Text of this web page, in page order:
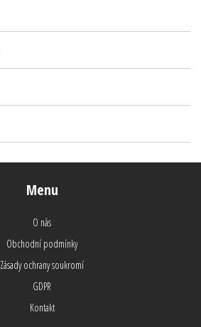
Menu
O nás
Obchodní podmínky
Zásady ochrany soukromí
GDPR
Kontakt